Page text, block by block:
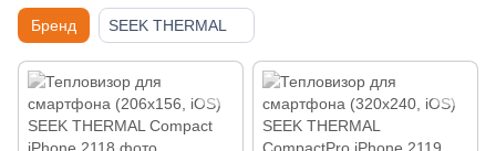
Бренд SEEK THERMAL